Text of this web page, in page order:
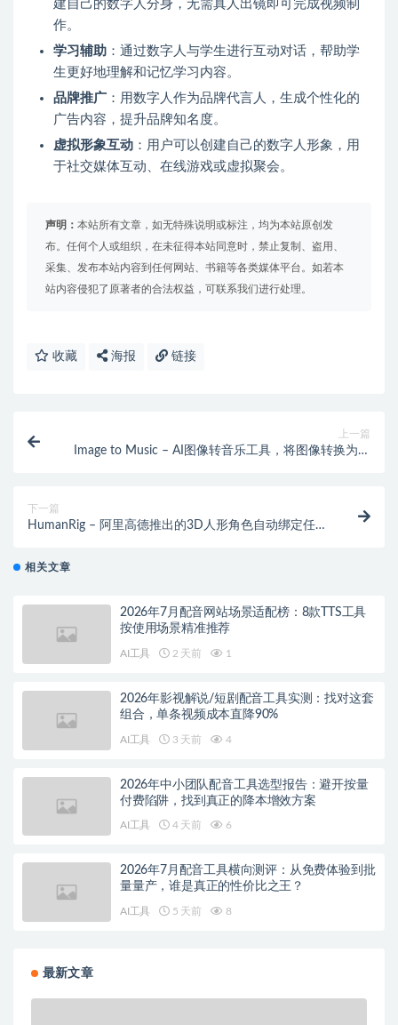
建自己的数字人分身，无需真人出镜即可完成视频制
作。
学习辅助 ：通过数字人与学生进行互动对话，帮助学
生更好地理解和记忆学习内容。
品牌推广 ：用数字人作为品牌代言人，生成个性化的
广告内容，提升品牌知名度。
虚拟形象互动 ：用户可以创建自己的数字人形象，用
于社交媒体互动、在线游戏或虚拟聚会。
声明： 本站所有文章，如无特殊说明或标注，均为本站原创发
布。任何个人或组织，在未征得本站同意时，禁止复制、盗用、
采集、发布本站内容到任何网站、书籍等各类媒体平台。如若本
站内容侵犯了原著者的合法权益，可联系我们进行处理。
收藏 海报 链接
上一篇
Image to Music – AI图像转音乐工具，将图像转换为与
下一篇
HumanRig – 阿里高德推出的3D人形角色自动绑定任务
相关文章
2026年7月配音网站场景适配榜：8款TTS工具
按使用场景精准推荐
AI工具 2 天前 1
2026年影视解说/短剧配音工具实测：找对这套
组合，单条视频成本直降90%
AI工具 3 天前 4
2026年中小团队配音工具选型报告：避开按量
付费陷阱，找到真正的降本增效方案
AI工具 4 天前 6
2026年7月配音工具横向测评：从免费体验到批
量量产，谁是真正的性价比之王？
AI工具 5 天前 8
最新文章